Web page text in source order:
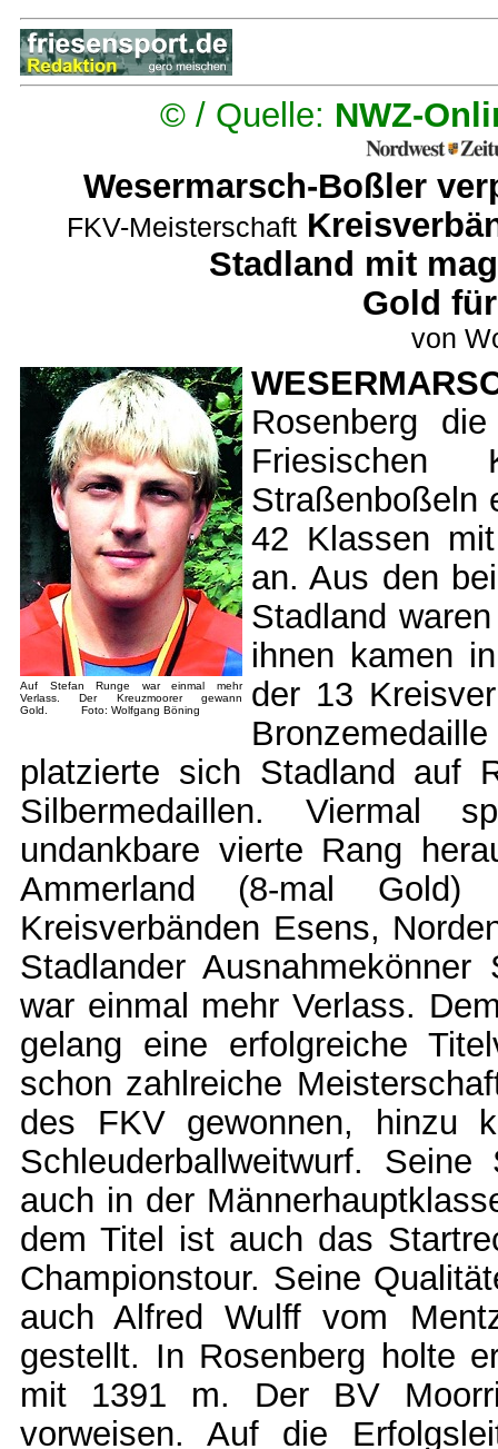
© / Quelle: NWZ-
Wesermarsch-Boßler
FKV-Meisterschaft
Stadland mit
Gold
von
Auf Stefan Runge war einmal mehr
Verlass. Der Kreuzmoorer gewann
Gold. Foto: Wolfgang Böning
Rosenberg
Friesischen
Straßenboßeln
42 Klassen
an. Aus den
Stadland
ihnen kamen
der 13
platzierte sich Stadland auf
Silbermedaillen. Viermal
undankbare vierte Rang
Ammerland (8-mal
Kreisverbänden Esens,
Stadlander
war einmal mehr Verlass.
gelang eine erfolgreiche
schon zahlreiche
des FKV gewonnen, hinzu
Schleuderballweitwurf.
auch in der
dem Titel ist auch das
Championstour. Seine
auch Alfred Wulff vom
gestellt. In Rosenberg holte
mit 1391 m. Der BV
vorweisen. Auf die